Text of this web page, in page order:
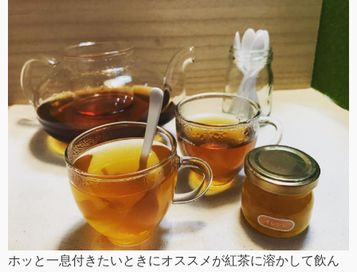
ホッと一息付きたいときにオススメが紅茶に溶かして飲ん